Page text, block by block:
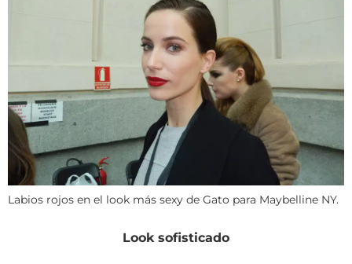
Labios rojos en el look más sexy de Gato para Maybelline NY.
Look sofisticado